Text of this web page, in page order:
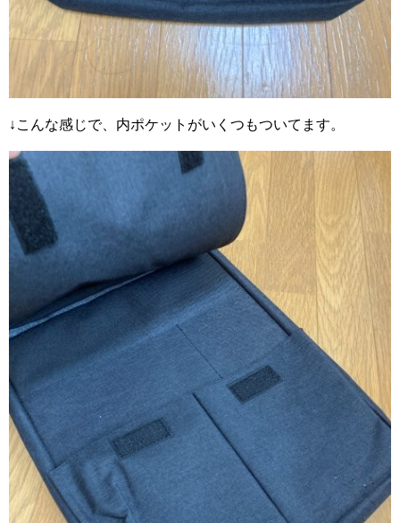
↓こんな感じで、内ポケットがいくつもついてます。